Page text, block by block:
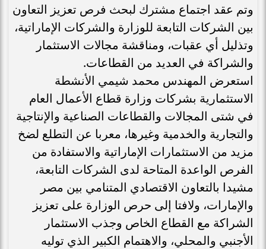
وتم عقد اجتماع مشترك لبحث فرص تعزيز التعاون
بين الشركات التابعة للوزارة والشركات الإماراتية،
وتذليل أي عقبات، ومناقشة مجالات الاستثمار
والشراكة في العديد من القطاعات.
استعرض المهندس محمد شيمي الأنشطة
الاستثمارية بشركات وزارة قطاع الأعمال العام
في شتى المجالات والقطاعات الصناعية والإنتاجية
والتجارية والخدمية وغيرها، معربا عن التطلع لضخ
مزيد من الاستثمارات الإماراتية والاستفادة من
الفرص الواعدة المتاحة لدى الشركات التابعة،
مشيدا بالتعاون الاقتصادي المتنامي بين مصر
والإمارات، ولافتا إلى حرص الوزارة على تعزيز
الشراكة مع القطاع الخاص وجذب الاستثمار
الأجنبي والمحلي، والاهتمام الكبير الذي توليه